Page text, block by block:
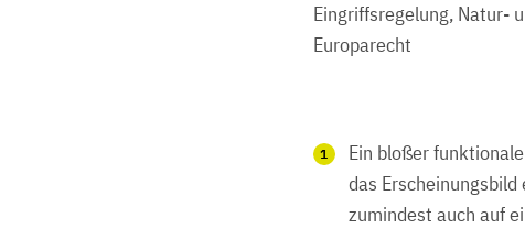
Eingriffsregelung, Natur-
Europarecht
Ein bloßer
das
zumindest auch auf